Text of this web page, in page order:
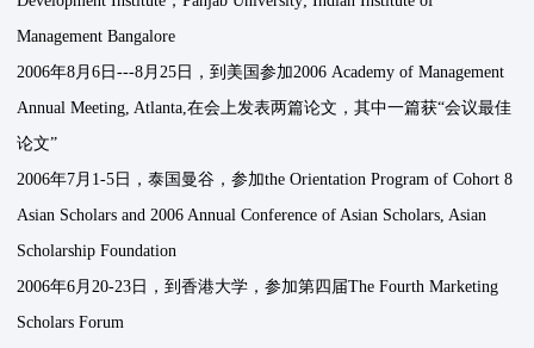
Management Bangalore
2006年8月6日---8月25日，到美国参加2006 Academy of Management
Annual Meeting, Atlanta,在会上发表两篇论文，其中一篇获“会议最佳
论文”
2006年7月1-5日，泰国曼谷，参加the Orientation Program of Cohort 8
Asian Scholars and 2006 Annual Conference of Asian Scholars, Asian
Scholarship Foundation
2006年6月20-23日，到香港大学，参加第四届The Fourth Marketing
Scholars Forum